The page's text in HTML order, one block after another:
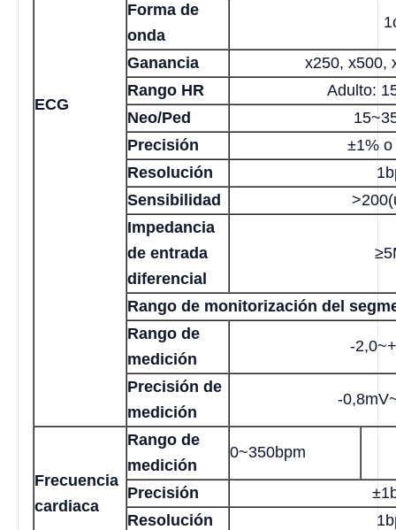
ECG
Forma de
onda
Ganancia
x250, x500,
Rango HR
Adulto:
Neo/Ped
Precisión
±1%
Resolución
Sensibilidad
Impedancia
de entrada
diferencial
Rango de monitorización del
Rango de
medición
-
Precisión de
medición
-
Frecuencia
cardiaca
Rango de
medición
0~350bpm
Precisión
Resolución